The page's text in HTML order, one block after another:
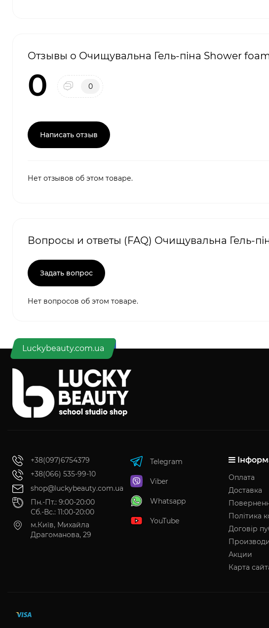
Отзывы о Очищувальна Гель-піна Shower
0 0
Написать отзыв
Нет отзывов об этом товаре.
Вопросы и ответы (FAQ) Очищувальна Гель-
Задать вопрос
Нет вопросов об этом товаре.
Luckybeauty.com.ua
+38(097)6754379
+38(066) 535-99-10
shop@luckybeauty.com.ua
Пн.-Пт.: 9:00-20:00
Сб.-Вс.: 11:00-20:00
м.Київ, Михайла
Драгоманова, 29
Telegram
Viber
Whatsapp
YouTube
Оплата
Доставка
Політика
Договір
Акции
Карта